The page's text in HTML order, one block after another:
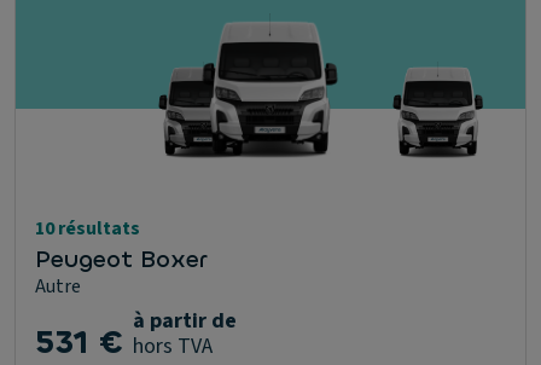
10 résultats
Peugeot Boxer
Autre
531 € à partir de
hors TVA